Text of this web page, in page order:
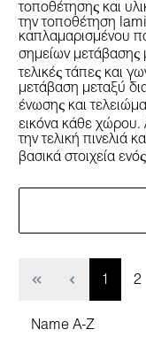
τοποθέτησης και
την τοποθέτηση
καπλαμαρισμένου
σημείων μετάβασης
τελικές τάπες και
μετάβαση μεταξύ
ένωσης και
εικόνα κάθε χώρου.
την τελική πινελιά
βασικά στοιχεία
Σελίδα
1 2